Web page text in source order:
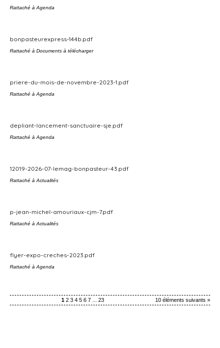
Rattaché à Agenda
bonpasteurexpress-144b.pdf
Rattaché à Documents à télécharger
priere-du-mois-de-novembre-2023-1.pdf
Rattaché à Agenda
depliant-lancement-sanctuaire-sje.pdf
Rattaché à Agenda
12019-2026-07-lemag-bonpasteur-43.pdf
Rattaché à Actualités
p-jean-michel-amouriaux-cjm-7.pdf
Rattaché à Actualités
flyer-expo-creches-2023.pdf
Rattaché à Agenda
10 éléments suivants »
1 2 3 4 5 6 7 23